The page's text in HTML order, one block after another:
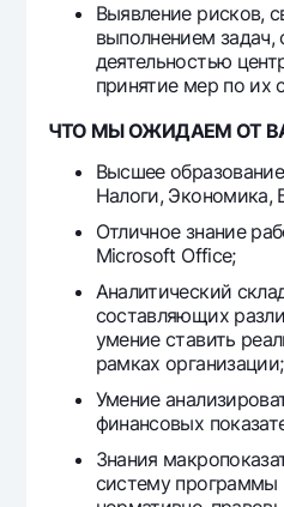
Выявление рисков,
выполнением задач,
деятельностью
принятие мер по их
ЧТО МЫ ОЖИДАЕМ ОТ
Высшее
Налоги, Экономика,
Отличное знание
Microsoft Office;
Аналитический
составляющих
умение ставить
рамках организации;
Умение
финансовых
Знания
систему программы